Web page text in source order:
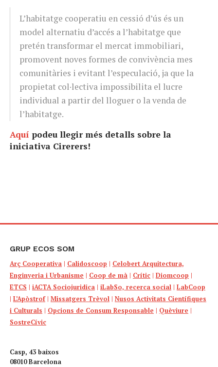
L’habitatge cooperatiu en cessió d’ús és un
model alternatiu d’accés a l’habitatge que
pretén transformar el mercat immobiliari,
promovent noves formes de convivència mes
comunitàries i evitant l’especulació, ja que la
propietat col·lectiva impossibilita el lucre
individual a partir del lloguer o la venda de
l’habitatge.
Aquí podeu llegir més detalls sobre la
iniciativa Cirerers!
GRUP ECOS SOM
Arç Cooperativa | Calidoscoop | Celobert Arquitectura,
Enginyeria i Urbanisme | Coop de mà | Crític | Diomcoop |
ETCS | iACTA Sociojuridica | iLabSo, recerca social | LabCoop
| L’Apòstrof| Missatgers Trèvol | Nusos Activitats Científiques
i Culturals | Opcions de Consum Responsable | Quèviure |
SostreCívic
Casp, 43 baixos
08010 Barcelona